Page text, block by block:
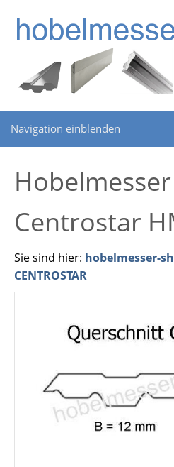
Navigation einblenden
Centrostar
Sie sind hier: hobelmesser-
CENTROSTAR